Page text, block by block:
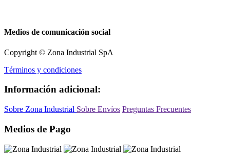
Medios de comunicación social
Copyright © Zona Industrial SpA
Términos y condiciones
Información adicional:
Sobre Zona Industrial Sobre Envíos Preguntas Frecuentes
Medios de Pago